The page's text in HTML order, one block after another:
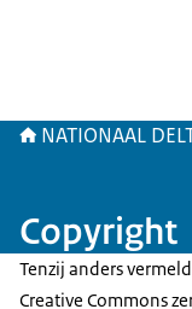
NATIONAAL
Copyright
Tenzij anders
Creative Commons